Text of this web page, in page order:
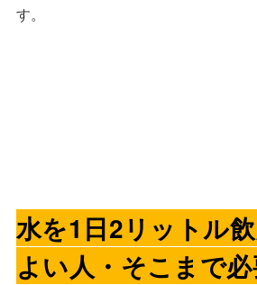
す。
水を1日2リットル
よい人・そこまで